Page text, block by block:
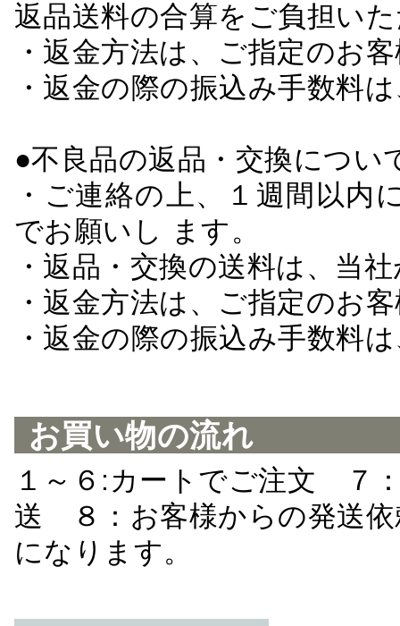
返品送料の合算をご負担い
・返金方法は、ご指定のお
・返金の際の振込み手数料
●不良品の返品・交換につい
・ご連絡の上、１週間以
でお願いし ます。
・返品・交換の送料は、当
・返金方法は、ご指定のお
・返金の際の振込み手数料
お買い物の流れ
１～６:カートでご注文 ７
送 ８：お客様からの発送
になります。